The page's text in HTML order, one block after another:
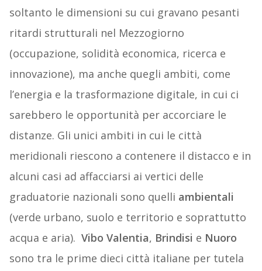
soltanto le dimensioni su cui gravano pesanti
ritardi strutturali nel Mezzogiorno
(occupazione, solidità economica, ricerca e
innovazione), ma anche quegli ambiti, come
l’energia e la trasformazione digitale, in cui ci
sarebbero le opportunità per accorciare le
distanze. Gli unici ambiti in cui le città
meridionali riescono a contenere il distacco e in
alcuni casi ad affacciarsi ai vertici delle
graduatorie nazionali sono quelli ambientali
(verde urbano, suolo e territorio e soprattutto
acqua e aria). Vibo Valentia, Brindisi e Nuoro
sono tra le prime dieci città italiane per tutela